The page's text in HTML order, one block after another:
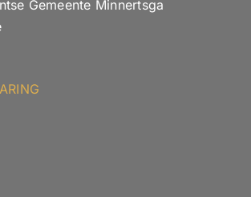
Gemeente Minnertsga